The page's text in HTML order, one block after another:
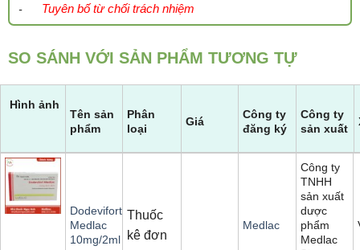
- Tuyên bố từ chối trách nhiệm
SO SÁNH VỚI SẢN PHẨM TƯƠNG TỰ
Hình ảnh
Tên sản
phẩm
Phân
loại
Giá
Công ty
đăng ký
Công ty
sản xuất
Dodevifort
Medlac
10mg/2ml
Thuốc
kê đơn
Medlac
Công ty
TNHH
sản xuất
dược
phẩm
Medlac